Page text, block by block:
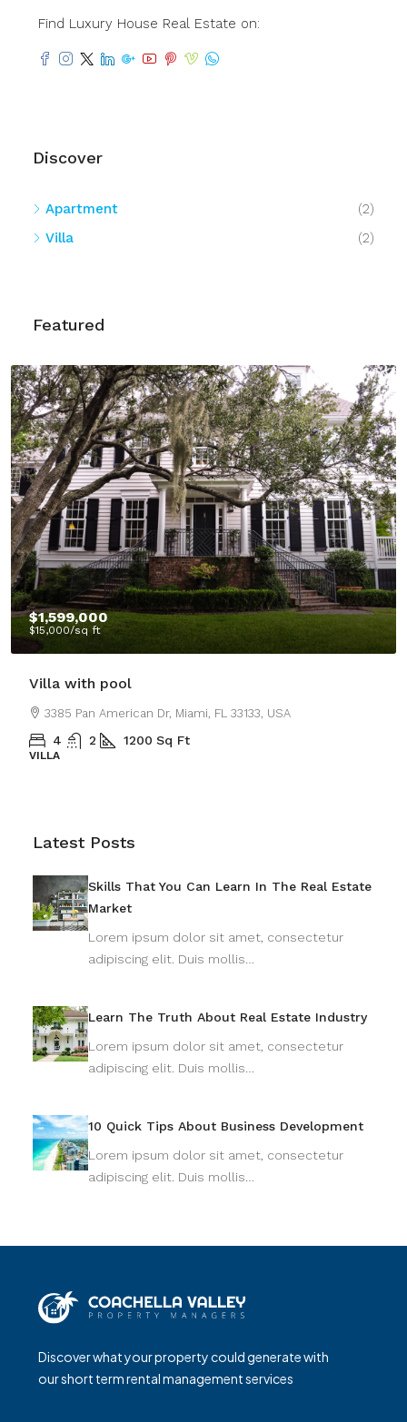
Find Luxury House Real Estate on:
Discover
Apartment
(2)
Villa
(2)
Featured
$1,599,000
$15,000/sq ft
Villa with pool
3385 Pan American Dr, Miami, FL 33133, USA
4 2 1200 Sq Ft
VILLA
Latest Posts
Skills That You Can Learn In The Real Estate
Market
Lorem ipsum dolor sit amet, consectetur
adipiscing elit. Duis mollis…
Learn The Truth About Real Estate Industry
Lorem ipsum dolor sit amet, consectetur
adipiscing elit. Duis mollis…
10 Quick Tips About Business Development
Lorem ipsum dolor sit amet, consectetur
adipiscing elit. Duis mollis…
Discover what your property could generate with
our short term rental management services